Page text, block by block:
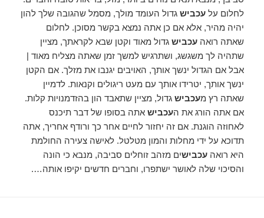
לחלום עלעכביש גדול העומד מולך, מסמל שהגובה שלך להון
יהיה מהיר, אלא אם כן אתה נמצא בקשר מסוכן. לחלום
שאתה רואהעכביש גדול מאוד וקטן שבא לקראתך, מציין
שתהיה לך משגשג, ושתרגיש למשך זמן שאתה מצליח מאוד |
אבל אם הגדול ינשך אותך, האויבים יגנבו את מזלך. אם הקטן
ינשך אותך, יטרידו אותך עם מעט ריגולים וקנאות. לדמיין
שאתה רץ מעכביש גדול, מציין שתאבד הון בהזדמנויות קלות.
אם אתה הורג את העכביש אתה בסופו של דבר תיכנס
לאחוזה הוגנת. אם זה יחזור לחיים אחר כך ורודף אחריך, אתה
תדוכא על ידי מחלות והמון מטלטל. לאישה צעירה החולמת
היא רואהעכבישים מזהב זוחלים סביבה, מנבא כי הונה
והסיכוי שלה לאושר ישתפרו, וחברים חדשים יקיפו אותה….